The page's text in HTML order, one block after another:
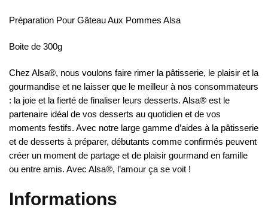
Préparation Pour Gâteau Aux Pommes Alsa
Boite de 300g
Chez Alsa®, nous voulons faire rimer la pâtisserie, le plaisir et la
gourmandise et ne laisser que le meilleur à nos consommateurs
: la joie et la fierté de finaliser leurs desserts. Alsa® est le
partenaire idéal de vos desserts au quotidien et de vos
moments festifs. Avec notre large gamme d’aides à la pâtisserie
et de desserts à préparer, débutants comme confirmés peuvent
créer un moment de partage et de plaisir gourmand en famille
ou entre amis. Avec Alsa®, l’amour ça se voit !
Informations